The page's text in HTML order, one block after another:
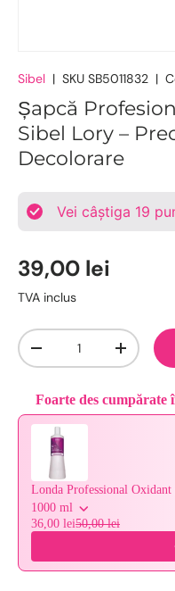
Sibel | SKU SB5011832 |
Șapcă
Sibel Lory –
Decolorare
Vei câștiga 19
39,00 lei
TVA inclus
Cantitate
-
+
Foarte des cumpărate
Use the Previous and Next
Londa Professional Oxidant
1000 ml
36,00 lei50,00 lei